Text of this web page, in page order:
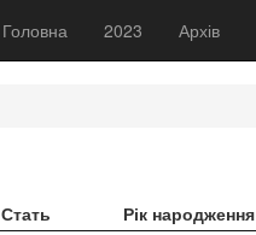
Головна 2023 Архів
Стать Рік народження